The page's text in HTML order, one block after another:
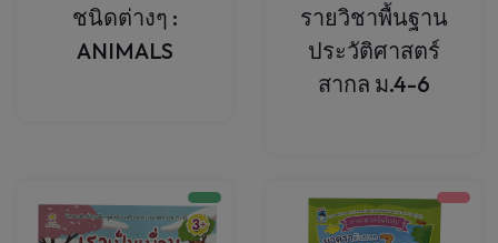
ชนิดต่างๆ :
ANIMALS
รายวิชาพื้นฐาน
ประวัติศาสตร์
สากล ม.4-6